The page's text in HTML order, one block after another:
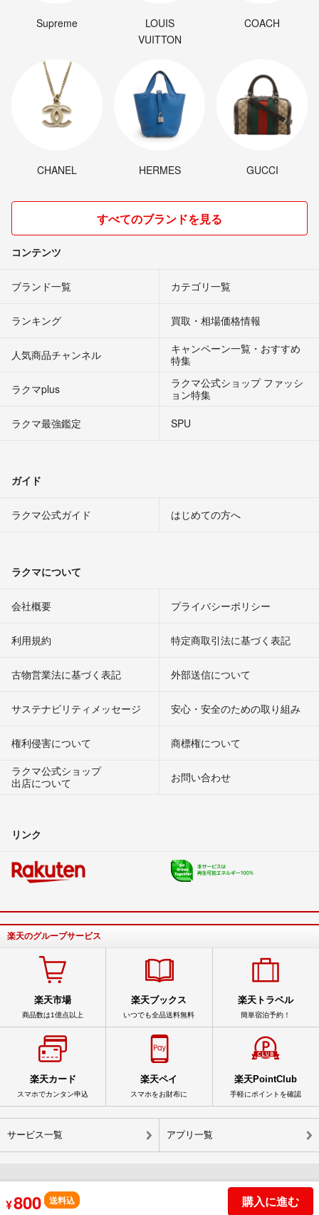
¥800 送料込 購入に進む
Supreme
LOUIS
VUITTON
COACH
CHANEL HERMES GUCCI
すべてのブランドを見る
コンテンツ
ブランド一覧 カテゴリ一覧
ランキング 買取・相場価格情報
人気商品チャンネル
キャンペーン一覧・おすすめ
特集
ラクマplus
ラクマ公式ショップ ファッシ
ョン特集
ラクマ最強鑑定
SPU
ガイド
ラクマ公式ガイド はじめての方へ
ラクマについて
会社概要 プライバシーポリシー
利用規約 特定商取引法に基づく表記
古物営業法に基づく表記 外部送信について
サステナビリティメッセージ 安心・安全のための取り組み
権利侵害について
商標権について
ラクマ公式ショップ
出店について
お問い合わせ
リンク
楽天のグループサービス
楽天市場
商品数は1億点以上
楽天ブックス
いつでも全品送料無料
楽天トラベル
簡単宿泊予約！
楽天カード
スマホでカンタン申込
楽天ペイ
スマホをお財布に
楽天PointClub
手軽にポイントを確認
サービス一覧 アプリ一覧